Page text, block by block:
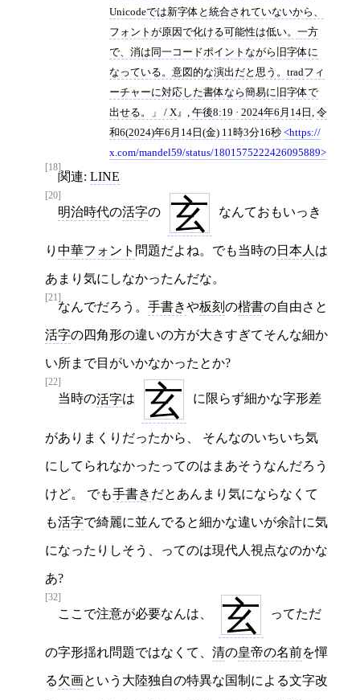
Unicodeでは新字体と統合されていないから、
フォントが原因で化ける可能性は低い。一方
で、消󠄁は同一コードポイントながら旧字体に
なっている。意図的な演出だと思う。tradフィ
ーチャーに対応した書体なら簡易に旧字体で
出せる。」 / X
午後8:19 · 2024年6月14日 令
和6(2024)年6月14日(金) 11時3分16秒
https://
x.com/mandel59/status/1801575222426095889
[18]
関連: LINE
[20]
明治時代の活字の 玄 なんておもいっき
り 中華フォント 問題だよね。でも当時の日本人 は
あまり気にしなかったんだな。
[21]
なんでだろう。 手書きや板刻 の楷書の自由さと
活字の四角形の違いの方が大きすぎてそんな細か
い所まで目がいかなかったとか?
[22]
当時の活字は 玄 に限らず細かな字形差
がありまくりだったから、 そんなのいちいち気
にしてられなかったってのはまあそうなんだろう
けど。 でも手書き だとあんまり気にならなくて
も活字で綺麗に並んでると細かな違いが余計に気
になったりしそう、ってのは現代人視点なのかな
あ?
[32]
ここで注意が必要なんは、 玄 ってただ
の字形揺れ問題ではなくて、 清の皇帝の名前を憚
る欠画という大陸独自の特異な国制による文字改